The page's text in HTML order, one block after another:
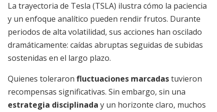
La trayectoria de Tesla (TSLA) ilustra cómo la paciencia
y un enfoque analítico pueden rendir frutos. Durante
periodos de alta volatilidad, sus acciones han oscilado
dramáticamente: caídas abruptas seguidas de subidas
sostenidas en el largo plazo.
Quienes toleraron fluctuaciones marcadastuvieron
recompensas significativas. Sin embargo, sin una
estrategia disciplinada y un horizonte claro, muchos